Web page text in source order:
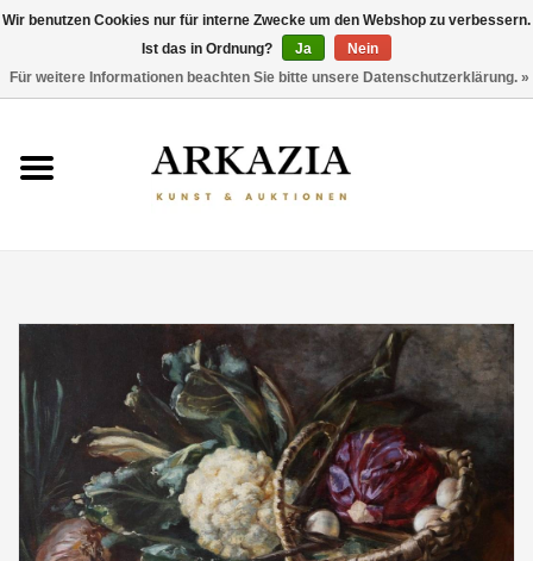
AKTUELLER KATALOG
THEMEN
ENTDECKEN
Wir benutzen Cookies nur für interne Zwecke um den Webshop zu verbessern.
Ist das in Ordnung?
Ja
Nein
Für weitere Informationen beachten Sie bitte unsere Datenschutzerklärung. »